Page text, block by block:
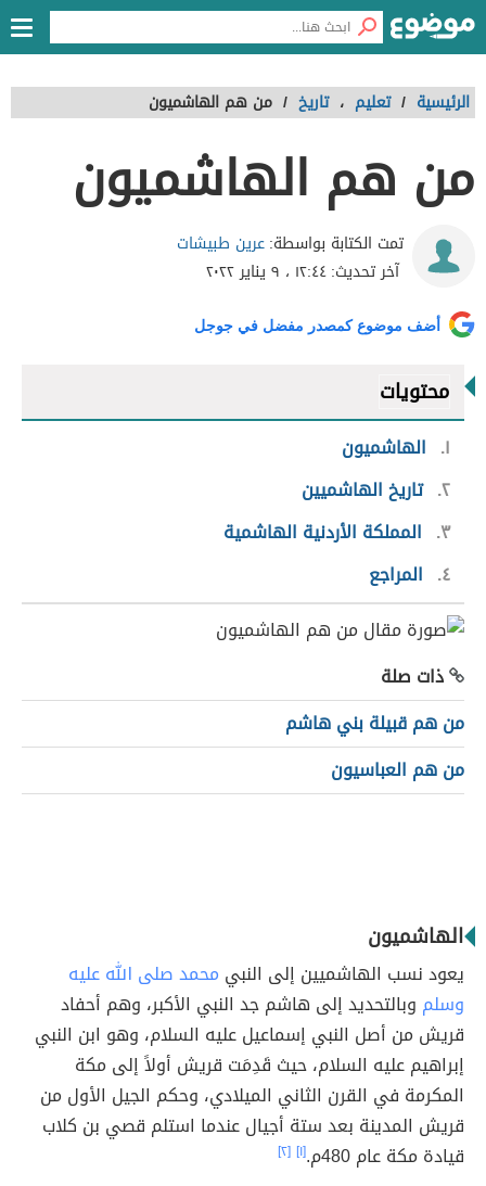
الرئيسية / تعليم ، تاريخ / من هم الهاشميون
من هم الهاشميون
تمت الكتابة بواسطة:عرين طبيشات
آخر تحديث:١٢:٤٤ ، ٩ يناير ٢٠٢٢
أضف موضوع كمصدر مفضل في جوجل
محتويات
١
الهاشميون
٢ تاريخ الهاشميين
٣
المملكة الأردنية الهاشمية
٤
المراجع
ذات صلة
من هم قبيلة بني هاشم
من هم العباسيون
الهاشميون
يعود نسب الهاشميين إلى النبي محمد صلى الله عليه
وسلم وبالتحديد إلى هاشم جد النبي الأكبر، وهم أحفاد
قريش من أصل النبي إسماعيل عليه السلام، وهو ابن النبي
إبراهيم عليه السلام، حيث قَدِمَت قريش أولاً إلى مكة
المكرمة في القرن الثاني الميلادي، وحكم الجيل الأول من
قريش المدينة بعد ستة أجيال عندما استلم قصي بن كلاب
قيادة مكة عام 480م.
[١] [٢]